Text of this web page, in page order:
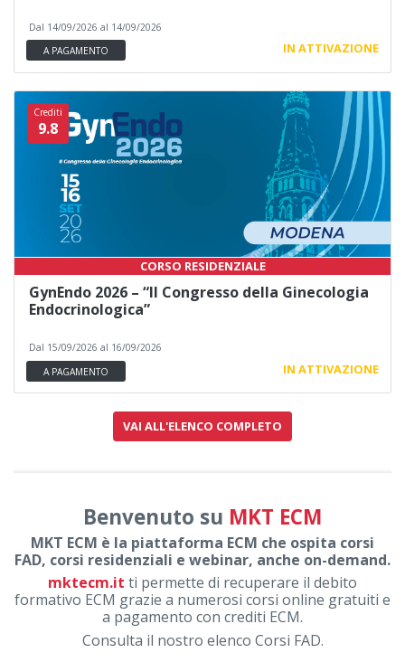
Dal 14/09/2026 al 14/09/2026
A PAGAMENTO
IN ATTIVAZIONE
Crediti
9.8
CORSO RESIDENZIALE
GynEndo 2026 – “Il Congresso della Ginecologia
Endocrinologica”
Dal 15/09/2026 al 16/09/2026
A PAGAMENTO
IN ATTIVAZIONE
VAI ALL'ELENCO COMPLETO
Benvenuto su MKT ECM
MKT ECM è la piattaforma ECM che ospita corsi
FAD, corsi residenziali e webinar, anche on-demand.
mktecm.it ti permette di recuperare il debito
formativo ECM grazie a numerosi corsi online gratuiti e
a pagamento con crediti ECM.
Consulta il nostro elenco Corsi FAD.